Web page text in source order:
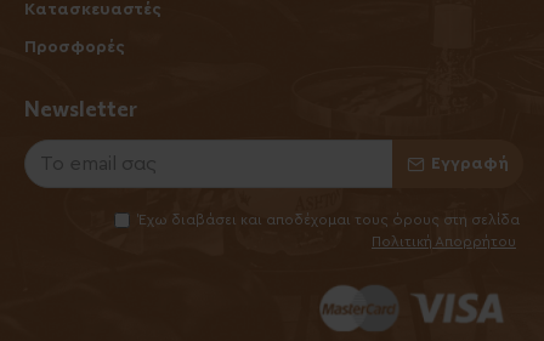
Κατασκευαστές
Προσφορές
Newsletter
Εγγραφή
Έχω διαβάσει και αποδέχομαι τους όρους στη σελίδα
Πολιτική Απορρήτου